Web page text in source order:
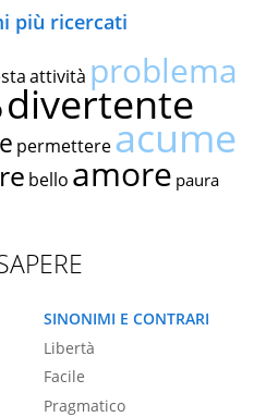
più ricercati
attività problema
divertente
permettereacume
bello amore paura
SINONIMI E CONTRARI
Libertà
Facile
Pragmatico